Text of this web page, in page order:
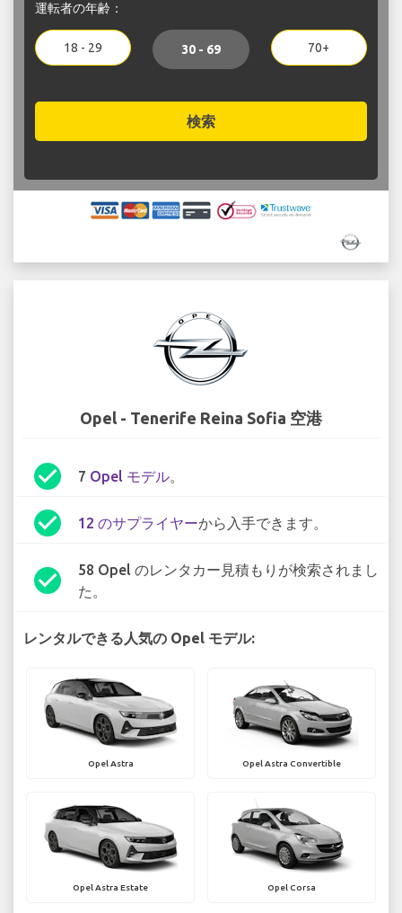
運転者の年齢：
18 - 29 30 - 69 70+
検索
Opel - Tenerife Reina Sofia 空港
check_circle 7 Opel モデル。
check_circle 12 のサプライヤーから入手できます。
check_circle
58 Opel のレンタカー見積もりが検索されまし
た。
レンタルできる人気の Opel モデル:
Opel Astra Opel Astra Convertible
Opel Astra Estate Opel Corsa